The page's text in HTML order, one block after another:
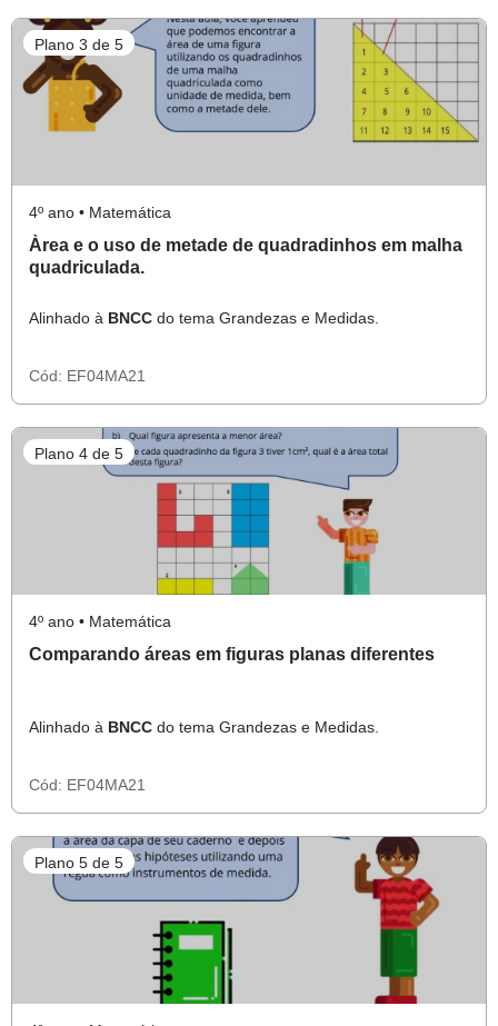
Plano 3 de 5
4º ano • Matemática
Àrea e o uso de metade de quadradinhos em malha
quadriculada.
Alinhado à BNCC do tema Grandezas e Medidas.
Cód: EF04MA21
Plano 4 de 5
4º ano • Matemática
Comparando áreas em figuras planas diferentes
Alinhado à BNCC do tema Grandezas e Medidas.
Cód: EF04MA21
Plano 5 de 5